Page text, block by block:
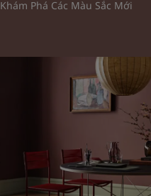
Khám Phá Các Màu Sắc Mới